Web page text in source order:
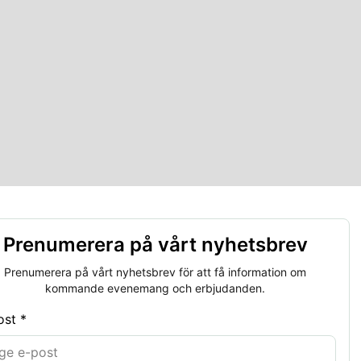
Prenumerera på vårt nyhetsbrev
Prenumerera på vårt nyhetsbrev för att få information om
kommande evenemang och erbjudanden.
*